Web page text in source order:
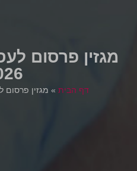
מגזין פרסום
דף הבית » מגזין פרסום